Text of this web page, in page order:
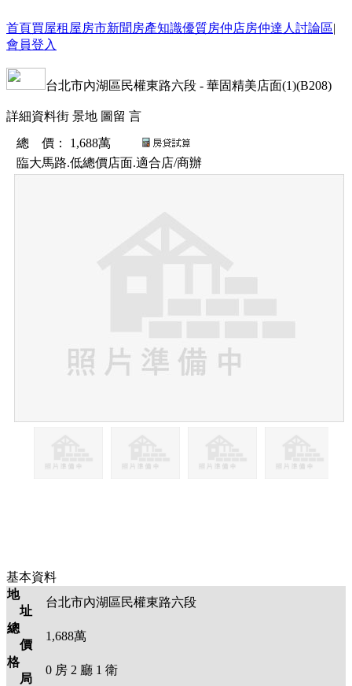
首頁買屋租屋房市新聞 房產知識優質房仲店房仲達人 討論區|
會員登入
台北市內湖區民權東路六段 - 華固精美店面(1)(B208)
詳細資料街 景地 圖 留 言
總 價 ：
1,688萬
臨大馬路.低總價店面.適合店/商辦
基本資料
地
址
台北市內湖區民權東路六段
總
價
1,688萬
格
局
0 房 2 廳 1 衛